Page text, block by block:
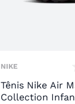
NIKE
Tênis Nike Air
Collection